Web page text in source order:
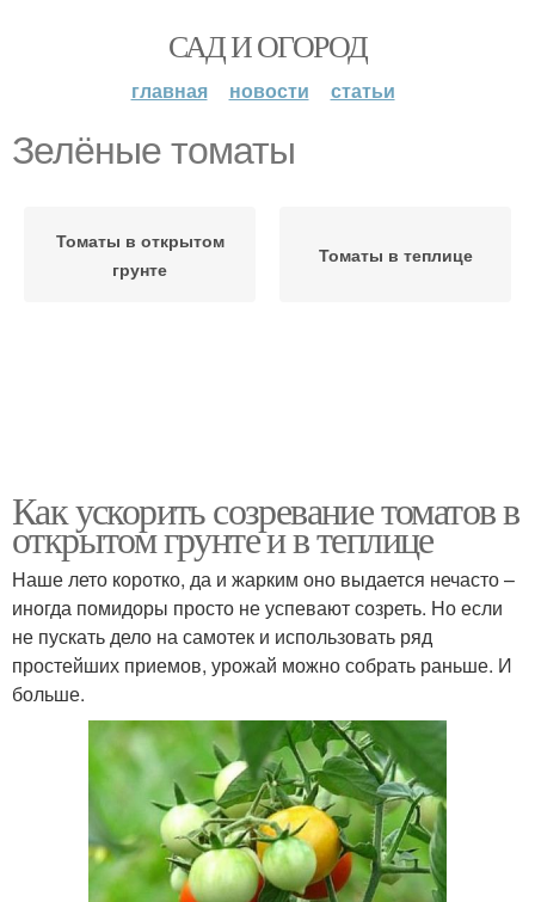
САД И ОГОРОД
главная новости статьи
Зелёные томаты
Томаты в открытом
грунте
Томаты в теплице
Как ускорить созревание томатов в
открытом грунте и в теплице
Наше лето коротко, да и жарким оно выдается нечасто –
иногда помидоры просто не успевают созреть. Но если
не пускать дело на самотек и использовать ряд
простейших приемов, урожай можно собрать раньше. И
больше.